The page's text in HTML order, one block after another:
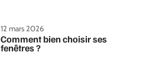
12 mars 2026
Comment bien choisir ses
fenêtres ?